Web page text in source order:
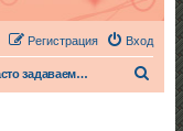
Вход
Регистрация
Часто задаваемые вопросы